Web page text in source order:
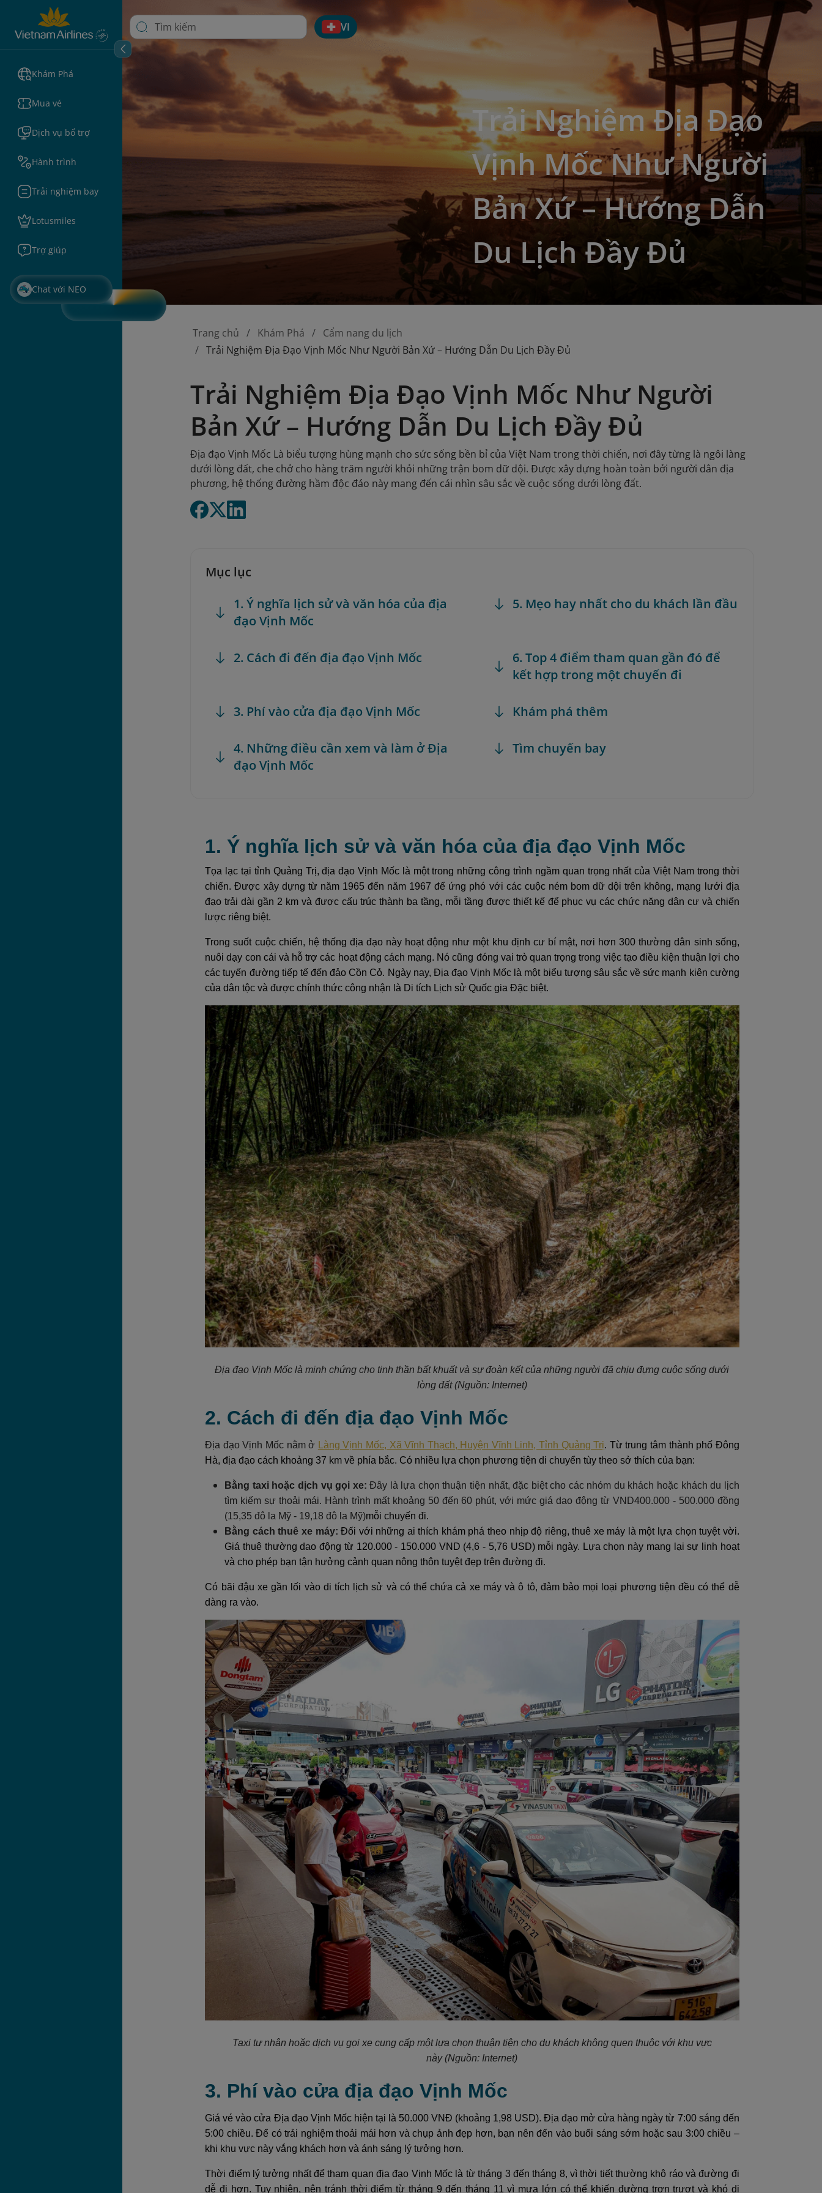
Khám Phá
Mua vé
Dịch vụ bổ trợ
Hành trình
Trải nghiệm bay
Lotusmiles
Trợ giúp
Chat với NEO
VI
Trải Nghiệm Địa Đạo
Vịnh Mốc Như Người
Bản Xứ – Hướng Dẫn
Du Lịch Đầy Đủ
Trang chủ Khám Phá
Cẩm nang du lịch
Trải Nghiệm Địa Đạo Vịnh Mốc Như Người Bản Xứ – Hướng Dẫn Du Lịch Đầy Đủ
Trải Nghiệm Địa Đạo Vịnh Mốc Như Người
Bản Xứ – Hướng Dẫn Du Lịch Đầy Đủ
Địa đạo Vịnh Mốc Là biểu tượng hùng mạnh cho sức sống bền bỉ của Việt Nam trong thời chiến, nơi đây từng là ngôi làng
dưới lòng đất, che chở cho hàng trăm người khỏi những trận bom dữ dội. Được xây dựng hoàn toàn bởi người dân địa
phương, hệ thống đường hầm độc đáo này mang đến cái nhìn sâu sắc về cuộc sống dưới lòng đất.
Mục lục
1. Ý nghĩa lịch sử và văn hóa của địa
đạo Vịnh Mốc
2. Cách đi đến địa đạo Vịnh Mốc
3. Phí vào cửa địa đạo Vịnh Mốc
4. Những điều cần xem và làm ở Địa
đạo Vịnh Mốc
5. Mẹo hay nhất cho du khách lần đầu
6. Top 4 điểm tham quan gần đó để
kết hợp trong một chuyến đi
Khám phá thêm
Tìm chuyến bay
1. Ý nghĩa lịch sử và văn hóa của địa đạo Vịnh Mốc
Tọa lạc tại tỉnh Quảng Trị, địa đạo Vịnh Mốc là một trong những công trình ngầm quan trọng nhất của Việt Nam trong thời
chiến. Được xây dựng từ năm 1965 đến năm 1967 để ứng phó với các cuộc ném bom dữ dội trên không, mạng lưới địa
đạo trải dài gần 2 km và được cấu trúc thành ba tầng, mỗi tầng được thiết kế để phục vụ các chức năng dân cư và chiến
lược riêng biệt.
Trong suốt cuộc chiến, hệ thống địa đạo này hoạt động như một khu định cư bí mật, nơi hơn 300 thường dân sinh sống,
nuôi dạy con cái và hỗ trợ các hoạt động cách mạng. Nó cũng đóng vai trò quan trọng trong việc tạo điều kiện thuận lợi cho
các tuyến đường tiếp tế đến đảo Cồn Cỏ. Ngày nay, Địa đạo Vịnh Mốc là một biểu tượng sâu sắc về sức mạnh kiên cường
của dân tộc và được chính thức công nhận là Di tích Lịch sử Quốc gia Đặc biệt.
Địa đạo Vịnh Mốc là minh chứng cho tinh thần bất khuất và sự đoàn kết của những người đã chịu đựng cuộc sống dưới
lòng đất(Nguồn: Internet)
2. Cách đi đến địa đạo Vịnh Mốc
Địa đạo Vịnh Mốc nằm ở Làng Vịnh Mốc, Xã Vĩnh Thạch, Huyện Vĩnh Linh, Tỉnh Quảng Trị. Từ trung tâm thành phố Đông
Hà, địa đạo cách khoảng 37 km về phía bắc. Có nhiều lựa chọn phương tiện di chuyển tùy theo sở thích của bạn:
Bằng taxi hoặc dịch vụ gọi xe:Đây là lựa chọn thuận tiện nhất, đặc biệt cho các nhóm du khách hoặc khách du lịch
tìm kiếm sự thoải mái. Hành trình mất khoảng 50 đến 60 phút, với mức giá dao động từ VND400.000 - 500.000 đồng
(15,35 đô la Mỹ - 19,18 đô la Mỹ)mỗi chuyến đi.
Bằng cách thuê xe máy:Đối với những ai thích khám phá theo nhịp độ riêng, thuê xe máy là một lựa chọn tuyệt vời.
Giá thuê thường dao động từ 120.000 - 150.000 VND (4,6 - 5,76 USD) mỗi ngày. Lựa chọn này mang lại sự linh hoạt
và cho phép bạn tận hưởng cảnh quan nông thôn tuyệt đẹp trên đường đi.
Có bãi đậu xe gần lối vào di tích lịch sử và có thể chứa cả xe máy và ô tô, đảm bảo mọi loại phương tiện đều có thể dễ
dàng ra vào.
Taxi tư nhân hoặc dịch vụ gọi xe cung cấp một lựa chọn thuận tiện cho du khách không quen thuộc với khu vực
này(Nguồn: Internet)
3. Phí vào cửa địa đạo Vịnh Mốc
Giá vé vào cửa Địa đạo Vịnh Mốc hiện tại là 50.000 VNĐ (khoảng 1,98 USD). Địa đạo mở cửa hàng ngày từ 7:00 sáng đến
5:00 chiều. Để có trải nghiệm thoải mái hơn và chụp ảnh đẹp hơn, bạn nên đến vào buổi sáng sớm hoặc sau 3:00 chiều –
khi khu vực này vắng khách hơn và ánh sáng lý tưởng hơn.
Thời điểm lý tưởng nhất để tham quan địa đạo Vịnh Mốc là từ tháng 3 đến tháng 8, vì thời tiết thường khô ráo và đường đi
dễ đi hơn. Tuy nhiên, nên tránh thời điểm từ tháng 9 đến tháng 11 vì mưa lớn có thể khiến đường trơn trượt và khó di